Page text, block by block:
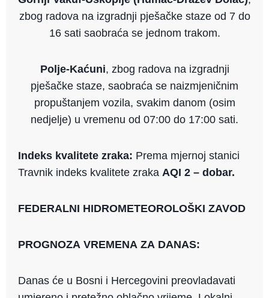
zbog radova na izgradnji pješačke staze od 7 do
16 sati saobraća se jednom trakom.
Polje-Kaćuni, zbog radova na izgradnji
pješačke staze, saobraća se naizmjeničnim
propuštanjem vozila, svakim danom (osim
nedjelje) u vremenu od 07:00 do 17:00 sati.
Indeks kvalitete zraka: Prema mjernoj stanici
Travnik indeks kvalitete zraka AQI 2 – dobar.
FEDERALNI HIDROMETEOROLOŠKI ZAVOD
PROGNOZA VREMENA ZA DANAS:
Danas će u Bosni i Hercegovini preovladavati